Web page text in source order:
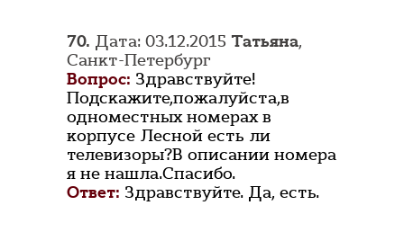
70. Дата: 03.12.2015 Татьяна,
Санкт-Петербург
Вопрос: Здравствуйте!
Подскажите,пожалуйста,в
одноместных номерах в
корпусе Лесной есть ли
телевизоры?В описании номера
я не нашла.Спасибо.
Ответ: Здравствуйте. Да, есть.